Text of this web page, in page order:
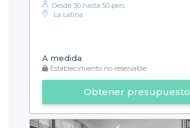
Desde 30 hasta 50 pers.
La Latina
A medida
Establecimiento no reservable
Obtener presupuesto